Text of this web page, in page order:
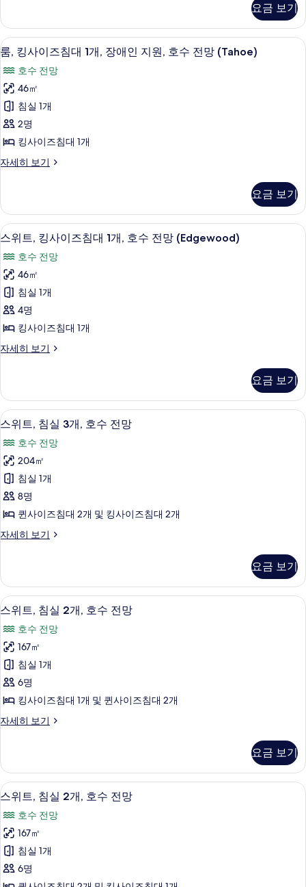
모
두
보
기
세
히
보
기
장
애
인
지
원
(Tahoe)
사
진
모
기
즈
침
대
2
개,
장
애
인
지
원
(Tahoe)
자
기
요금 보기
룸,
킹
사
이
즈
침
대
1
장
애
인
지
원,
호
수
전
망
진
모
두
보
기
이집트산 면 시트, 고급 침구, 객실 내
4
룸, 킹사이즈침대 1개, 장애인 지원, 호수 전망 (Tahoe)
호수 전망
46㎡
침실 1개
2명
킹사이즈침대 1개
자세히 보기
룸,
즈
침
대
개,
장
애
인
지
원,
호
수
자
세
히
보
기
요금 보기
스
트,
킹
사
이
즈
침
1
개,
호
수
전
망
(Edgewood)
사
진
보
기
스위트, 킹사이즈침대 1개, 호수 전망
11
스위트, 킹사이즈침대 1개, 호수 전망 (Edgewood)
호수 전망
46㎡
침실 1개
4명
킹사이즈침대 1개
자세히 보기
스
사
이
즈
대
개,
호
수
전
망
(Edgewood)
보
기
요금 보기
스
트,
침
실
3
개,
호
전
망
사
진
모
두
보
기
스위트, 침실 3개, 호수 전망 | 이집트
7
스위트, 침실 3개, 호수 전망
호수 전망
204㎡
침실 1개
8명
퀸사이즈침대 2개 및 킹사이즈침대 2개
자세히 보기
스
실
개,
수
전
망
자
세
히
보
기
요금 보기
스
트,
침
실
2
개,
호
전
망
사
진
모
두
보
스위트, 침실 2개, 호수 전망 | 거실 공
7
스위트, 침실 2개, 호수 전망
호수 전망
167㎡
침실 1개
6명
킹사이즈침대 1개 및 퀸사이즈침대 2개
자세히 보기
스
실
개,
수
전
망
자
세
히
요금 보기
스
트,
침
실
2
스위트, 침실 2개, 호수 전망 | 테라스/
8
스위트, 침실 2개, 호수 전망
호수 전망
167㎡
침실 1개
6명